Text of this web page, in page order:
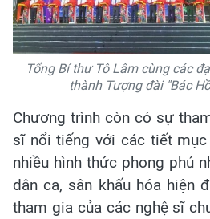
Tổng Bí thư Tô Lâm cùng các
thành Tượng đài "Bác
Chương trình còn có sự
sĩ nổi tiếng với các tiết
nhiều hình thức phong phú
dân ca, sân khấu hóa hiện
tham gia của các nghệ sĩ